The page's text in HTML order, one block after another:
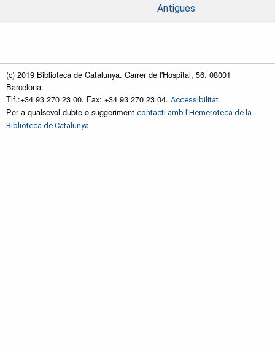
Antigues
(c) 2019 Biblioteca de Catalunya. Carrer de l'Hospital, 56. 08001
Barcelona.
Tlf.:+34 93 270 23 00. Fax: +34 93 270 23 04. Accessibilitat
Per a qualsevol dubte o suggeriment contacti amb l'Hemeroteca de la
Biblioteca de Catalunya